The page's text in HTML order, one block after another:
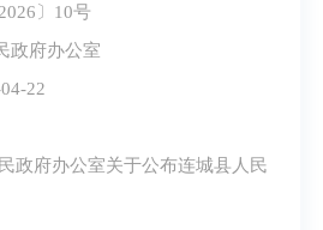
〕10号
政府办公室
22
政府办公室关于公布连城县人民